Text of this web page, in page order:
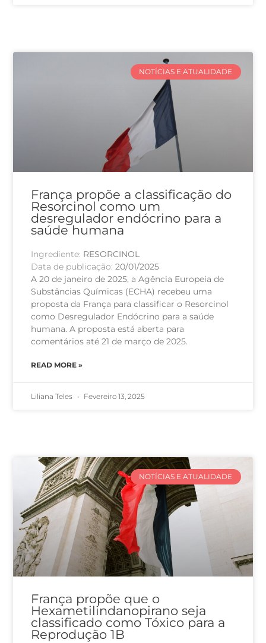
NOTÍCIAS E ATUALIDADE
França propõe a classificação do
Resorcinol como um
desregulador endócrino para a
saúde humana
Ingrediente: RESORCINOL
Data de publicação:20/01/2025
A 20 de janeiro de 2025, a Agência Europeia de
Substâncias Químicas (ECHA) recebeu uma
proposta da França para classificar o Resorcinol
como Desregulador Endócrino para a saúde
humana. A proposta está aberta para
comentários até 21 de março de 2025.
READ MORE »
Liliana Teles Fevereiro 13, 2025
NOTÍCIAS E ATUALIDADE
França propõe que o
Hexametilindanopirano seja
classificado como Tóxico para a
Reprodução 1B